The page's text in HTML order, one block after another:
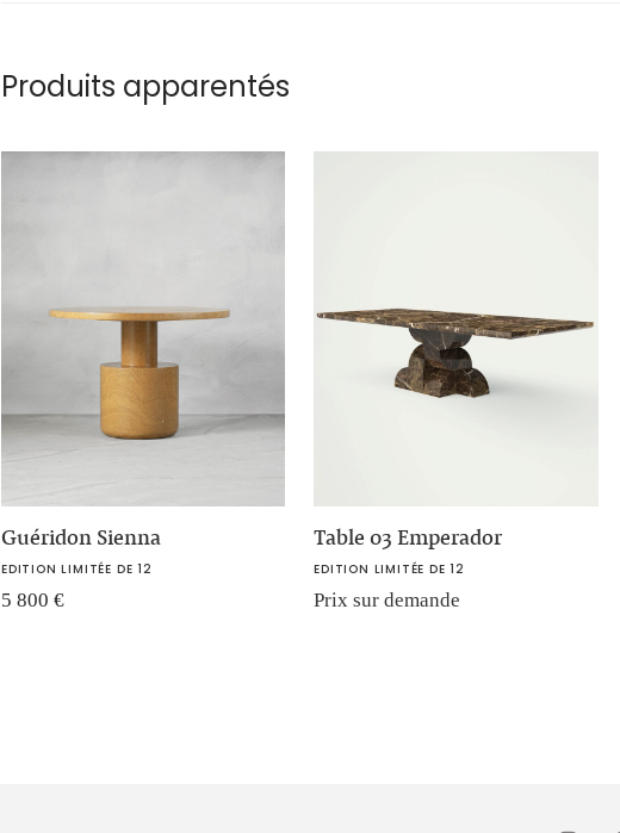
Produits apparentés
Guéridon Sienna
EDITION LIMITÉE DE 12
5 800 €
Table 03 Emperador
EDITION LIMITÉE DE 12
Prix sur demande